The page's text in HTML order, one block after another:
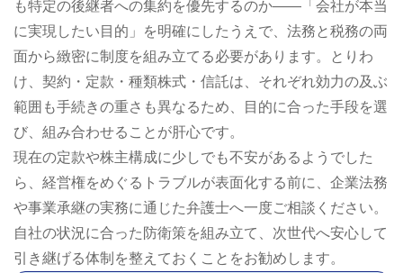
も特定の後継者への集約を優先するのか――「会社が本当
に実現したい目的」を明確にしたうえで、法務と税務の両
面から緻密に制度を組み立てる必要があります。とりわ
け、契約・定款・種類株式・信託は、それぞれ効力の及ぶ
範囲も手続きの重さも異なるため、目的に合った手段を選
び、組み合わせることが肝心です。
現在の定款や株主構成に少しでも不安があるようでした
ら、経営権をめぐるトラブルが表面化する前に、企業法務
や事業承継の実務に通じた弁護士へ一度ご相談ください。
自社の状況に合った防衛策を組み立て、次世代へ安心して
引き継げる体制を整えておくことをお勧めします。